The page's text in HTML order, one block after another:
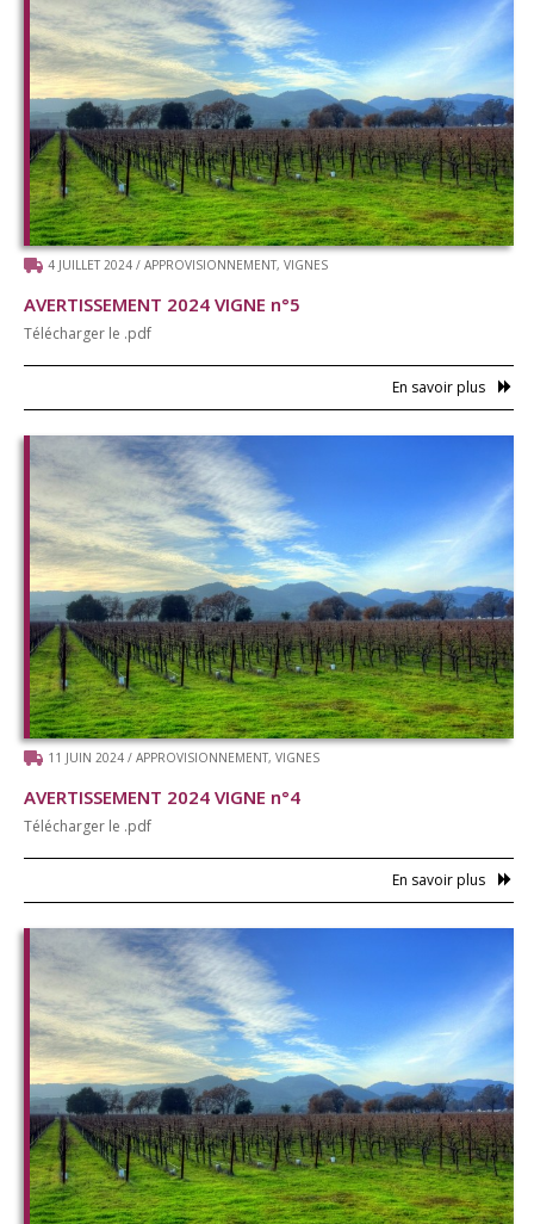
Cavale
Le Onze300
Approvisionnement
Distillerie
Collecte de Céréales
Moulin du Sou
4 JUILLET 2024 / APPROVISIONNEMENT, VIGNES
AVERTISSEMENT 2024 VIGNE n°5
Télécharger le .pdf
En savoir plus
11 JUIN 2024 / APPROVISIONNEMENT, VIGNES
AVERTISSEMENT 2024 VIGNE n°4
Télécharger le .pdf
En savoir plus